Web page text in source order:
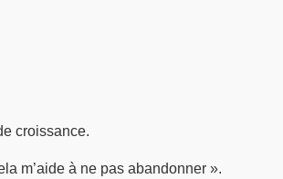
croissance.
m’aide à ne pas abandonner ».